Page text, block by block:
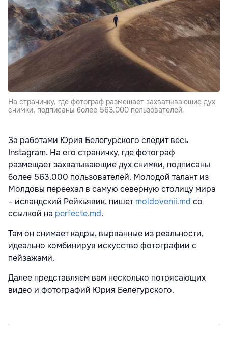
На страничку, где фотограф размещает захватывающие дух
снимки, подписаны более 563.000 пользователей.
За работами Юрия Белегурского следит весь
Instagram. На его страничку, где фотограф
размещает захватывающие дух снимки, подписаны
более 563.000 пользователей. Молодой талант из
Молдовы переехал в самую северную столицу мира
– исландский Рейкьявик, пишетmoldovenii.md со
ссылкой на perfecte.md.
Там он снимает кадры, вырванные из реальности,
идеально комбинируя искусство фотографии с
пейзажами.
Далее представляем вам несколько потрясающих
видео и фотографий Юрия Белегурского.